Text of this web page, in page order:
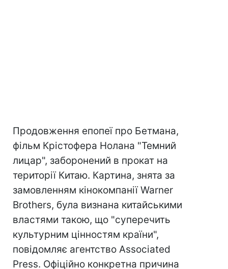
Продовження епопеї про Бетмана,
фільм Крістофера Нолана "Темний
лицар", заборонений в прокат на
території Китаю. Картина, знята за
замовленням кінокомпанії Warner
Brothers, була визнана китайськими
властями такою, що "суперечить
культурним цінностям країни",
повідомляє агентство Associated
Press. Офіційно конкретна причина